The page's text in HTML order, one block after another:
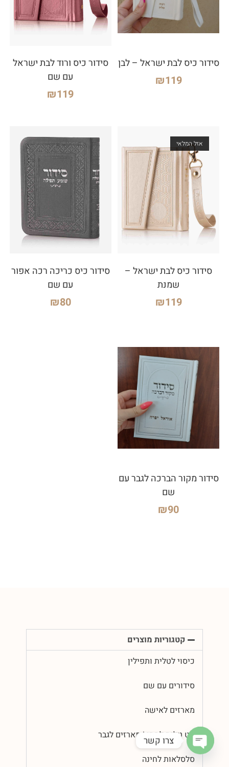
סידור כיס לבת ישראל – לבן
₪119
סידור כיס ורוד לבת ישראל
עם שם
₪119
אזל המלאי
סידור כיס לבת ישראל –
שמנת
₪119
סידור כיס כריכה רכה אפור
עם שם
₪80
סידור מקור הברכה לגבר עם
שם
₪90
קטגוריות מוצרים
כיסוי לטלית ותפילין
סידורים עם שם
מארזים לאישה
סט טלית לחתן | מארזים לגבר
סלסלאות לחינה
צרו קשר
Open chaty